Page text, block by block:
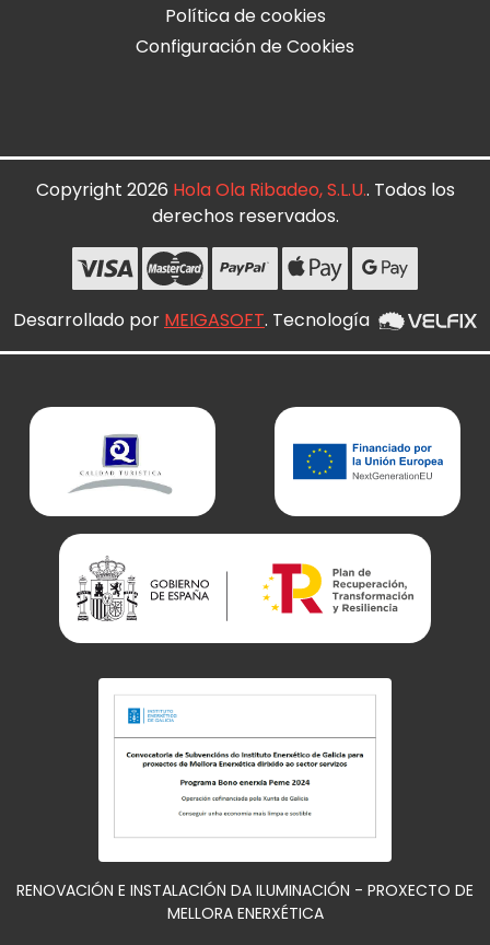
Política de cookies
Configuración de Cookies
Copyright 2026 Hola Ola Ribadeo, S.L.U.. Todos los
derechos reservados.
Desarrollado por MEIGASOFT. Tecnología
RENOVACIÓN E INSTALACIÓN DA ILUMINACIÓN - PROXECTO DE
MELLORA ENERXÉTICA